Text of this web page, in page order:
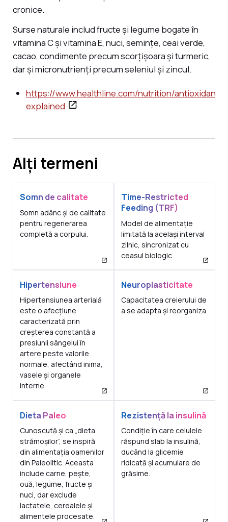
cronice.
Surse naturale includ fructe și legume bogate în
vitamina C și vitamina E, nuci, semințe, ceai verde,
cacao, condimente precum scorțișoara și turmeric,
dar și micronutrienți precum seleniul și zincul.
https://www.healthline.com/nutrition/antioxidants-
explained
Alți termeni
Somn de calitate
Somn adânc și de calitate
pentru regenerarea
completă a corpului.
Time-Restricted
Feeding (TRF)
Model de alimentație
limitată la același interval
zilnic, sincronizat cu
ceasul biologic.
Hipertensiune
Hipertensiunea arterială
este o afecțiune
caracterizată prin
creșterea constantă a
presiunii sângelui în
artere peste valorile
normale, afectând inima,
vasele și organele
interne.
Neuroplasticitate
Capacitatea creierului de
a se adapta și reorganiza.
Dieta Paleo
Cunoscută și ca „dieta
strămoșilor”, se inspiră
din alimentația oamenilor
din Paleolitic. Aceasta
include carne, pește,
ouă, legume, fructe și
nuci, dar exclude
lactatele, cerealele și
alimentele procesate.
Rezistență la insulină
Condiție în care celulele
răspund slab la insulină,
ducând la glicemie
ridicată și acumulare de
grăsime.